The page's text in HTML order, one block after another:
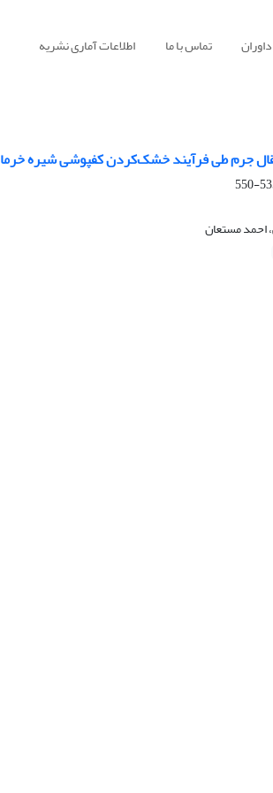
داوران تماس با ما اطلاعات آماری نشریه
جرم طی فرآیند خشک‌‌کردن کف‏پوشی شیره خرما
احمد مستعان